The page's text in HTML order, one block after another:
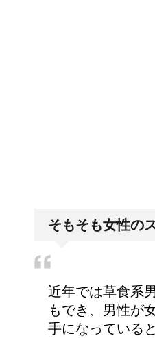
そもそも女性の
近年では草食系
もでき、男性が
手になっている